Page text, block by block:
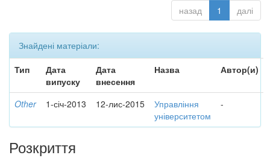
назад 1 далі
Знайдені матеріали:
Тип
Дата
випуску
Дата
внесення
Назва Автор(и)
Other 1-січ-2013 12-лис-2015
Управління
університетом
-
Розкриття